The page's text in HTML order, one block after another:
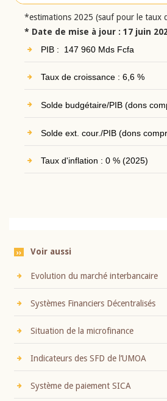
*estimations 2025 (sauf pour le taux
* Date de mise à jour : 17 juin
PIB : 147 960 Mds Fcfa
Taux de croissance : 6,6 %
Solde budgétaire/PIB (dons
Solde ext. cour./PIB (dons
Taux d'inflation : 0 % (2025)
Voir aussi
Evolution du marché interbancaire
Systèmes Financiers Décentralisés
Situation de la microfinance
Indicateurs des SFD de l’UMOA
Système de paiement SICA